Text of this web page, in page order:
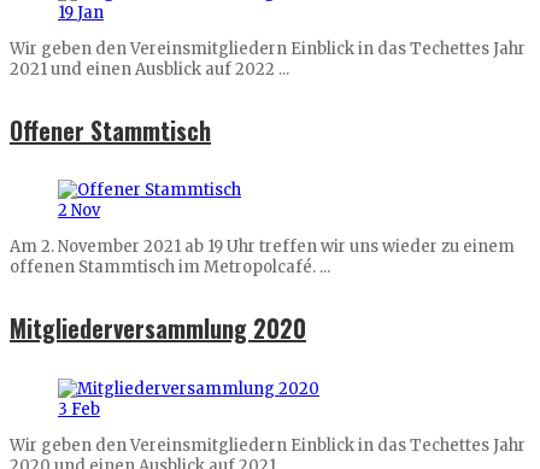
19Jan
Wir geben den Vereinsmitgliedern Einblick in das Techettes Jahr
2021 und einen Ausblick auf 2022 ...
Offener Stammtisch
2 Nov
Am 2. November 2021 ab 19 Uhr treffen wir uns wieder zu einem
offenen Stammtisch im Metropolcafé. ...
Mitgliederversammlung 2020
3 Feb
Wir geben den Vereinsmitgliedern Einblick in das Techettes Jahr